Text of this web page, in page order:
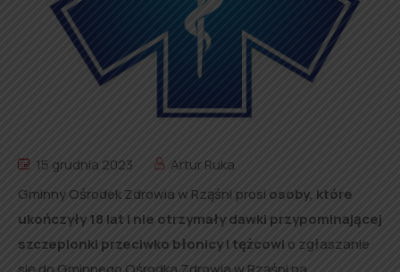
15 grudnia 2023
Artur Ruka
Gminny Ośrodek Zdrowia w Rząśni prosi osoby, które
ukończyły 18 lat i nie otrzymały dawki przypominającej
szczepionki przeciwko błonicy i tężcowi o zgłaszanie